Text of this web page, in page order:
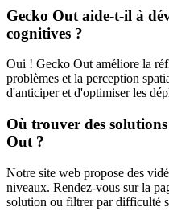
Gecko Out aide-t-il à
cognitives ?
Oui ! Gecko Out améliore la
problèmes et la perception
d'anticiper et d'optimiser les
Où trouver des
Out ?
Notre site web propose des
niveaux. Rendez-vous sur la
solution ou filtrer par difficulté